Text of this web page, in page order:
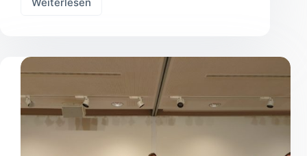
Über
und
Zukunft
ökologischen
Forschung
an